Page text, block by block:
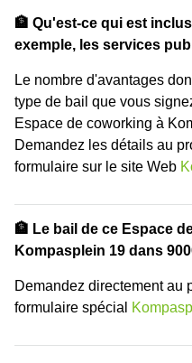
🏦 Qu'est-ce qui est
exemple, les services
Le nombre d'avantages
type de bail que vous
Espace de coworking à
Demandez les détails au
formulaire sur le site Web
🏦 Le bail de ce Espace
Kompasplein 19 dans
Demandez directement au
formulaire spécial